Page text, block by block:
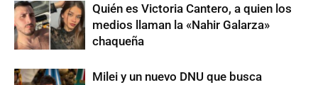
Quién es Victoria Cantero, a quien los
medios llaman la «Nahir Galarza»
chaqueña
Milei y un nuevo DNU que busca